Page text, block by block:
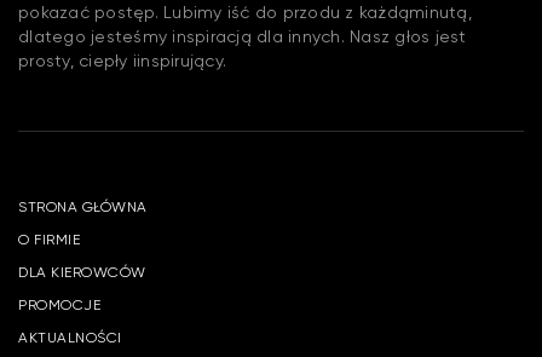
pokazać postęp. Lubimy iść do przodu z każdąminutą,
dlatego jesteśmy inspiracją dla innych. Nasz głos jest
prosty, ciepły iinspirujący.
STRONA GŁÓWNA
O FIRMIE
DLA KIEROWCÓW
PROMOCJE
AKTUALNOŚCI